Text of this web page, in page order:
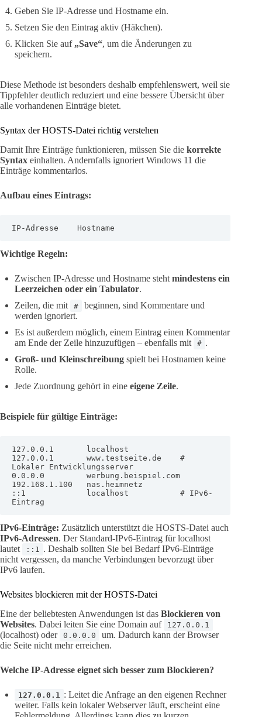
Geben Sie IP-Adresse und Hostname ein.
Setzen Sie den Eintrag aktiv (Häkchen).
Klicken Sie auf „Save“, um die Änderungen zu
speichern.
Diese Methode ist besonders deshalb empfehlenswert, weil sie
Tippfehler deutlich reduziert und eine bessere Übersicht über
alle vorhandenen Einträge bietet.
Syntax der HOSTS-Datei richtig verstehen
Damit Ihre Einträge funktionieren, müssen Sie die korrekte
Syntax einhalten. Andernfalls ignoriert Windows 11 die
Einträge kommentarlos.
Aufbau eines Eintrags:
IP-Adresse    Hostname
Wichtige Regeln:
Zwischen IP-Adresse und Hostname steht mindestens ein
Leerzeichen oder ein Tabulator.
Zeilen, die mit
#
beginnen, sind Kommentare und
werden ignoriert.
Es ist außerdem möglich, einem Eintrag einen Kommentar
am Ende der Zeile hinzuzufügen – ebenfalls mit
# .
Groß- und Kleinschreibung spielt bei Hostnamen keine
Rolle.
Jede Zuordnung gehört in eine eigene Zeile.
Beispiele für gültige Einträge:
127.0.0.1       localhost
127.0.0.1       www.testseite.de    #
Lokaler Entwicklungsserver
0.0.0.0         werbung.beispiel.com
192.168.1.100   nas.heimnetz
::1             localhost           # IPv6-
Eintrag
IPv6-Einträge: Zusätzlich unterstützt die HOSTS-Datei auch
IPv6-Adressen. Der Standard-IPv6-Eintrag für localhost
lautet
::1
. Deshalb sollten Sie bei Bedarf IPv6-Einträge
nicht vergessen, da manche Verbindungen bevorzugt über
IPv6 laufen.
Websites blockieren mit der HOSTS-Datei
Eine der beliebtesten Anwendungen ist das Blockieren von
Websites. Dabei leiten Sie eine Domain auf 127.0.0.1
(localhost) oder 0.0.0.0
um. Dadurch kann der Browser
die Seite nicht mehr erreichen.
Welche IP-Adresse eignet sich besser zum Blockieren?
127.0.0.1
: Leitet die Anfrage an den eigenen Rechner
weiter. Falls kein lokaler Webserver läuft, erscheint eine